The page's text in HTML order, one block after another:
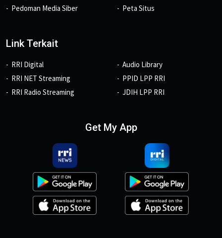
Pedoman Media Siber
Peta Situs
Link Terkait
RRI Digital
RRI NET Streaming
RRI Radio Streaming
Audio Library
PPID LPP RRI
JDIH LPP RRI
Get My App